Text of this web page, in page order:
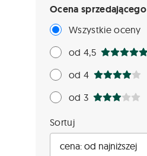
Ocena sprzedającego
Wszystkie oceny
od 4,5
od 4
od 3
Sortuj